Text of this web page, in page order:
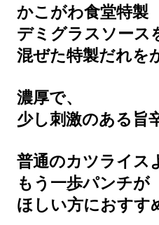
かこがわ食堂特製
デミグラスソース
混ぜた特製だれを
濃厚で、
少し刺激のある旨
普通のカツライス
もう一歩パンチが
ほしい方におすす